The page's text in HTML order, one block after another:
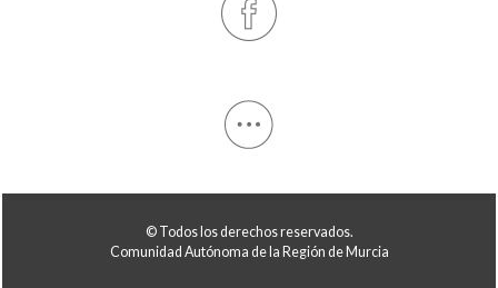
© Todos los derechos reservados.
Comunidad Autónoma de la Región de Murcia